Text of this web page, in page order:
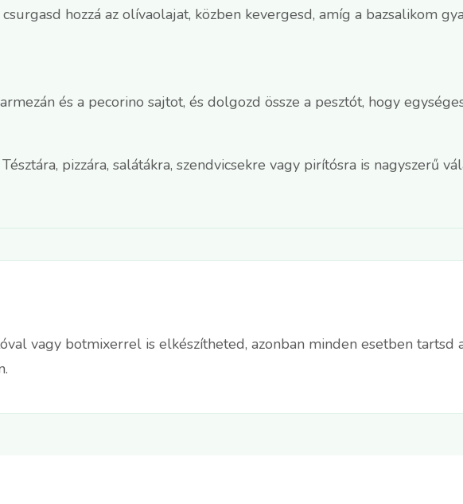
csurgasd hozzá az olívaolajat, közben kevergesd, amíg a bazsalikom
és a pecorino sajtot, és dolgozd össze a pesztót, hogy
pizzára, salátákra, szendvicsekre vagy pirítósra is nagyszerű
vagy botmixerrel is elkészítheted, azonban minden esetben tartsd